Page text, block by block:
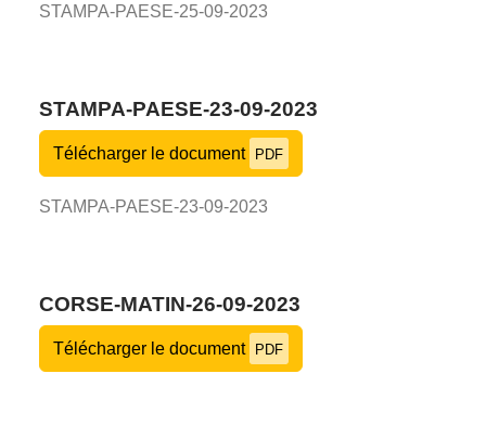
STAMPA-PAESE-25-09-2023
STAMPA-PAESE-23-09-2023
Télécharger le document PDF
STAMPA-PAESE-23-09-2023
CORSE-MATIN-26-09-2023
Télécharger le document PDF